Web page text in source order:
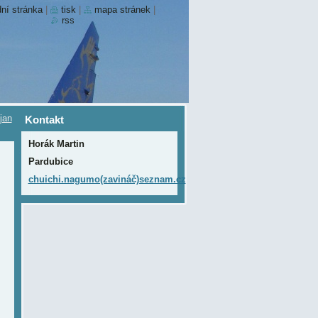
Kontakt
Horák Martin
Pardubice
chuichi.nagumo(zavináč)seznam.cz
stránka tisk mapa stránek
rss